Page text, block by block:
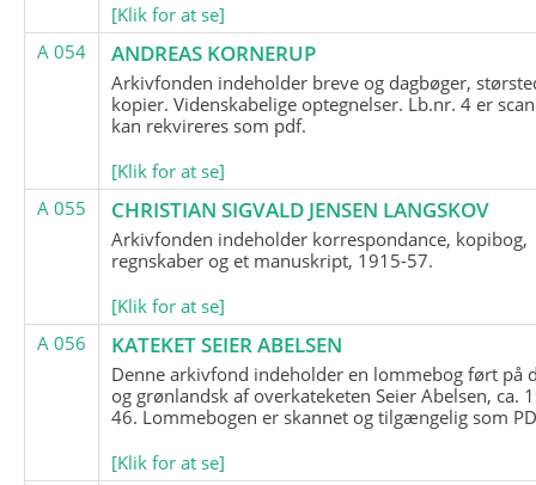
[Klik for at se]
A 054
ANDREAS KORNERUP
Arkivfonden indeholder breve og dagbøger,
kopier. Videnskabelige optegnelser. Lb.nr. 4 er
kan rekvireres som pdf.
[Klik for at se]
A 055
CHRISTIAN SIGVALD JENSEN LANGSKOV
Arkivfonden indeholder korrespondance, kopibog,
regnskaber og et manuskript, 1915-57.
[Klik for at se]
A 056
KATEKET SEIER ABELSEN
Denne arkivfond indeholder en lommebog ført på
og grønlandsk af overkateketen Seier Abelsen, ca.
46. Lommebogen er skannet og tilgængelig som
[Klik for at se]